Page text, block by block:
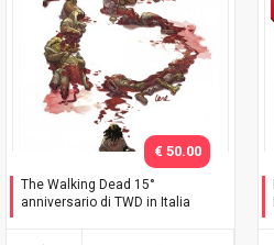
The Walking Dead 15°
anniversario di TWD in Italia
€ 50.00